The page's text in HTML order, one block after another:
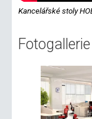
Kancelářské stoly
Fotogallerie